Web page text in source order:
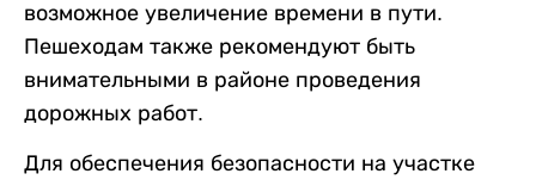
возможное увеличение времени в пути.
Пешеходам также рекомендуют быть
внимательными в районе проведения
дорожных работ.
Для обеспечения безопасности на участке